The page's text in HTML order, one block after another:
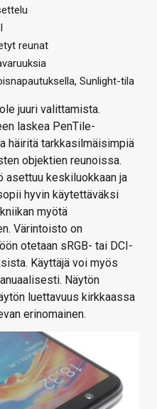
reunat
Sunlight-tila
juuri valittamista.
laskea PenTile-
häiritä tarkkasilmäisimpiä
objektien reunoissa.
asettuu keskiluokkaan ja
hyvin käytettäväksi
myötä
Värintoisto on
otetaan sRGB- tai DCI-
Käyttäjä voi myös
Näytön
luettavuus kirkkaassa
erinomainen.